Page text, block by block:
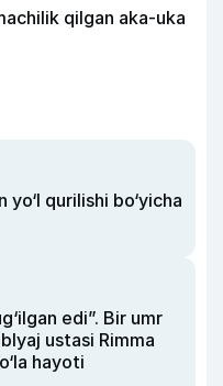
qilgan aka-uka
qurilishi bo‘yicha
edi”. Bir umr
ustasi Rimma
hayoti